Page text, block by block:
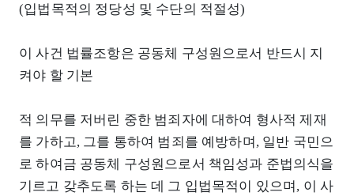
(입법목적의 정당성 및 수단의 적절성)
이 사건 법률조항은 공동체 구성원으로서 반드시 지
켜야 할 기본
적 의무를 저버린 중한 범죄자에 대하여 형사적 제재
를 가하고, 그를 통하여 범죄를 예방하며, 일반 국민으
로 하여금 공동체 구성원으로서 책임성과 준법의식을
기르고 갖추도록 하는 데 그 입법목적이 있으며, 이 사